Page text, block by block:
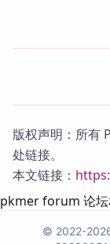
版权声明：所有
处链接。
本文链接：
pkmer forum 论坛
© 2022-